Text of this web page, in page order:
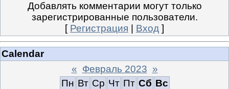
Добавлять комментарии могут только
зарегистрированные пользователи.
[ Регистрация Вход ]
Calendar
« Февраль 2023 »
Пн Вт Ср Чт Пт Сб Вс